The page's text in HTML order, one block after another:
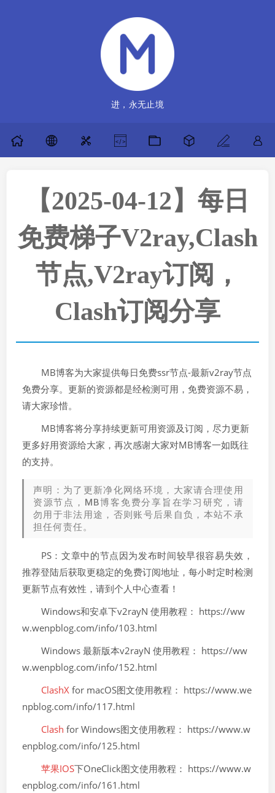
进，永无止境
【2025-04-12】每日
免费梯子V2ray,Clash
节点,V2ray订阅，
Clash订阅分享
MB博客为大家提供每日免费ssr节点-最新v2ray节点
免费分享。更新的资源都是经检测可用，免费资源不易，
请大家珍惜。
MB博客将分享持续更新可用资源及订阅，尽力更新
更多好用资源给大家，再次感谢大家对MB博客一如既往
的支持。
声明：为了更新净化网络环境，大家请合理使用
资源节点，MB博客免费分享旨在学习研究，请
勿用于非法用途，否则账号后果自负，本站不承
担任何责任。
PS：文章中的节点因为发布时间较早很容易失效，
推荐登陆后获取更稳定的免费订阅地址，每小时定时检测
更新节点有效性，请到个人中心查看！
Windows和安卓下v2rayN 使用教程： https://ww
w.wenpblog.com/info/103.html
Windows 最新版本v2rayN 使用教程： https://ww
w.wenpblog.com/info/152.html
ClashXfor macOS图文使用教程： https://www.we
npblog.com/info/117.html
Clash for Windows图文使用教程： https://www.w
enpblog.com/info/125.html
苹果IOS下OneClick图文使用教程： https://www.w
enpblog.com/info/161.html